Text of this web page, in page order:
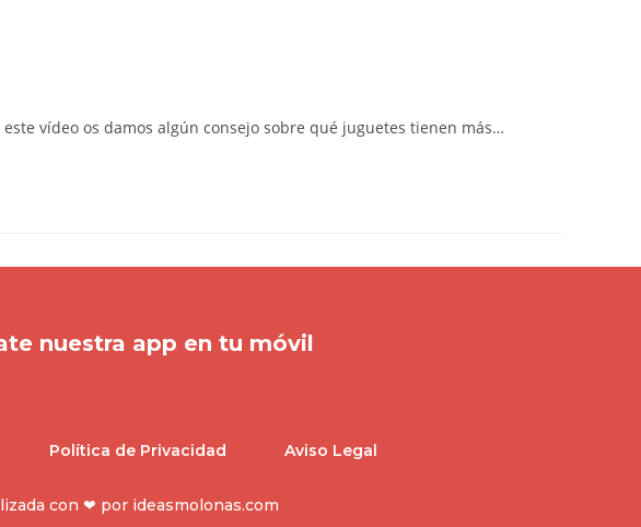
vídeo os damos algún consejo sobre qué juguetes tienen más…
nuestra app en tu móvil
Política de Privacidad Aviso Legal
con ❤ por ideasmolonas.com